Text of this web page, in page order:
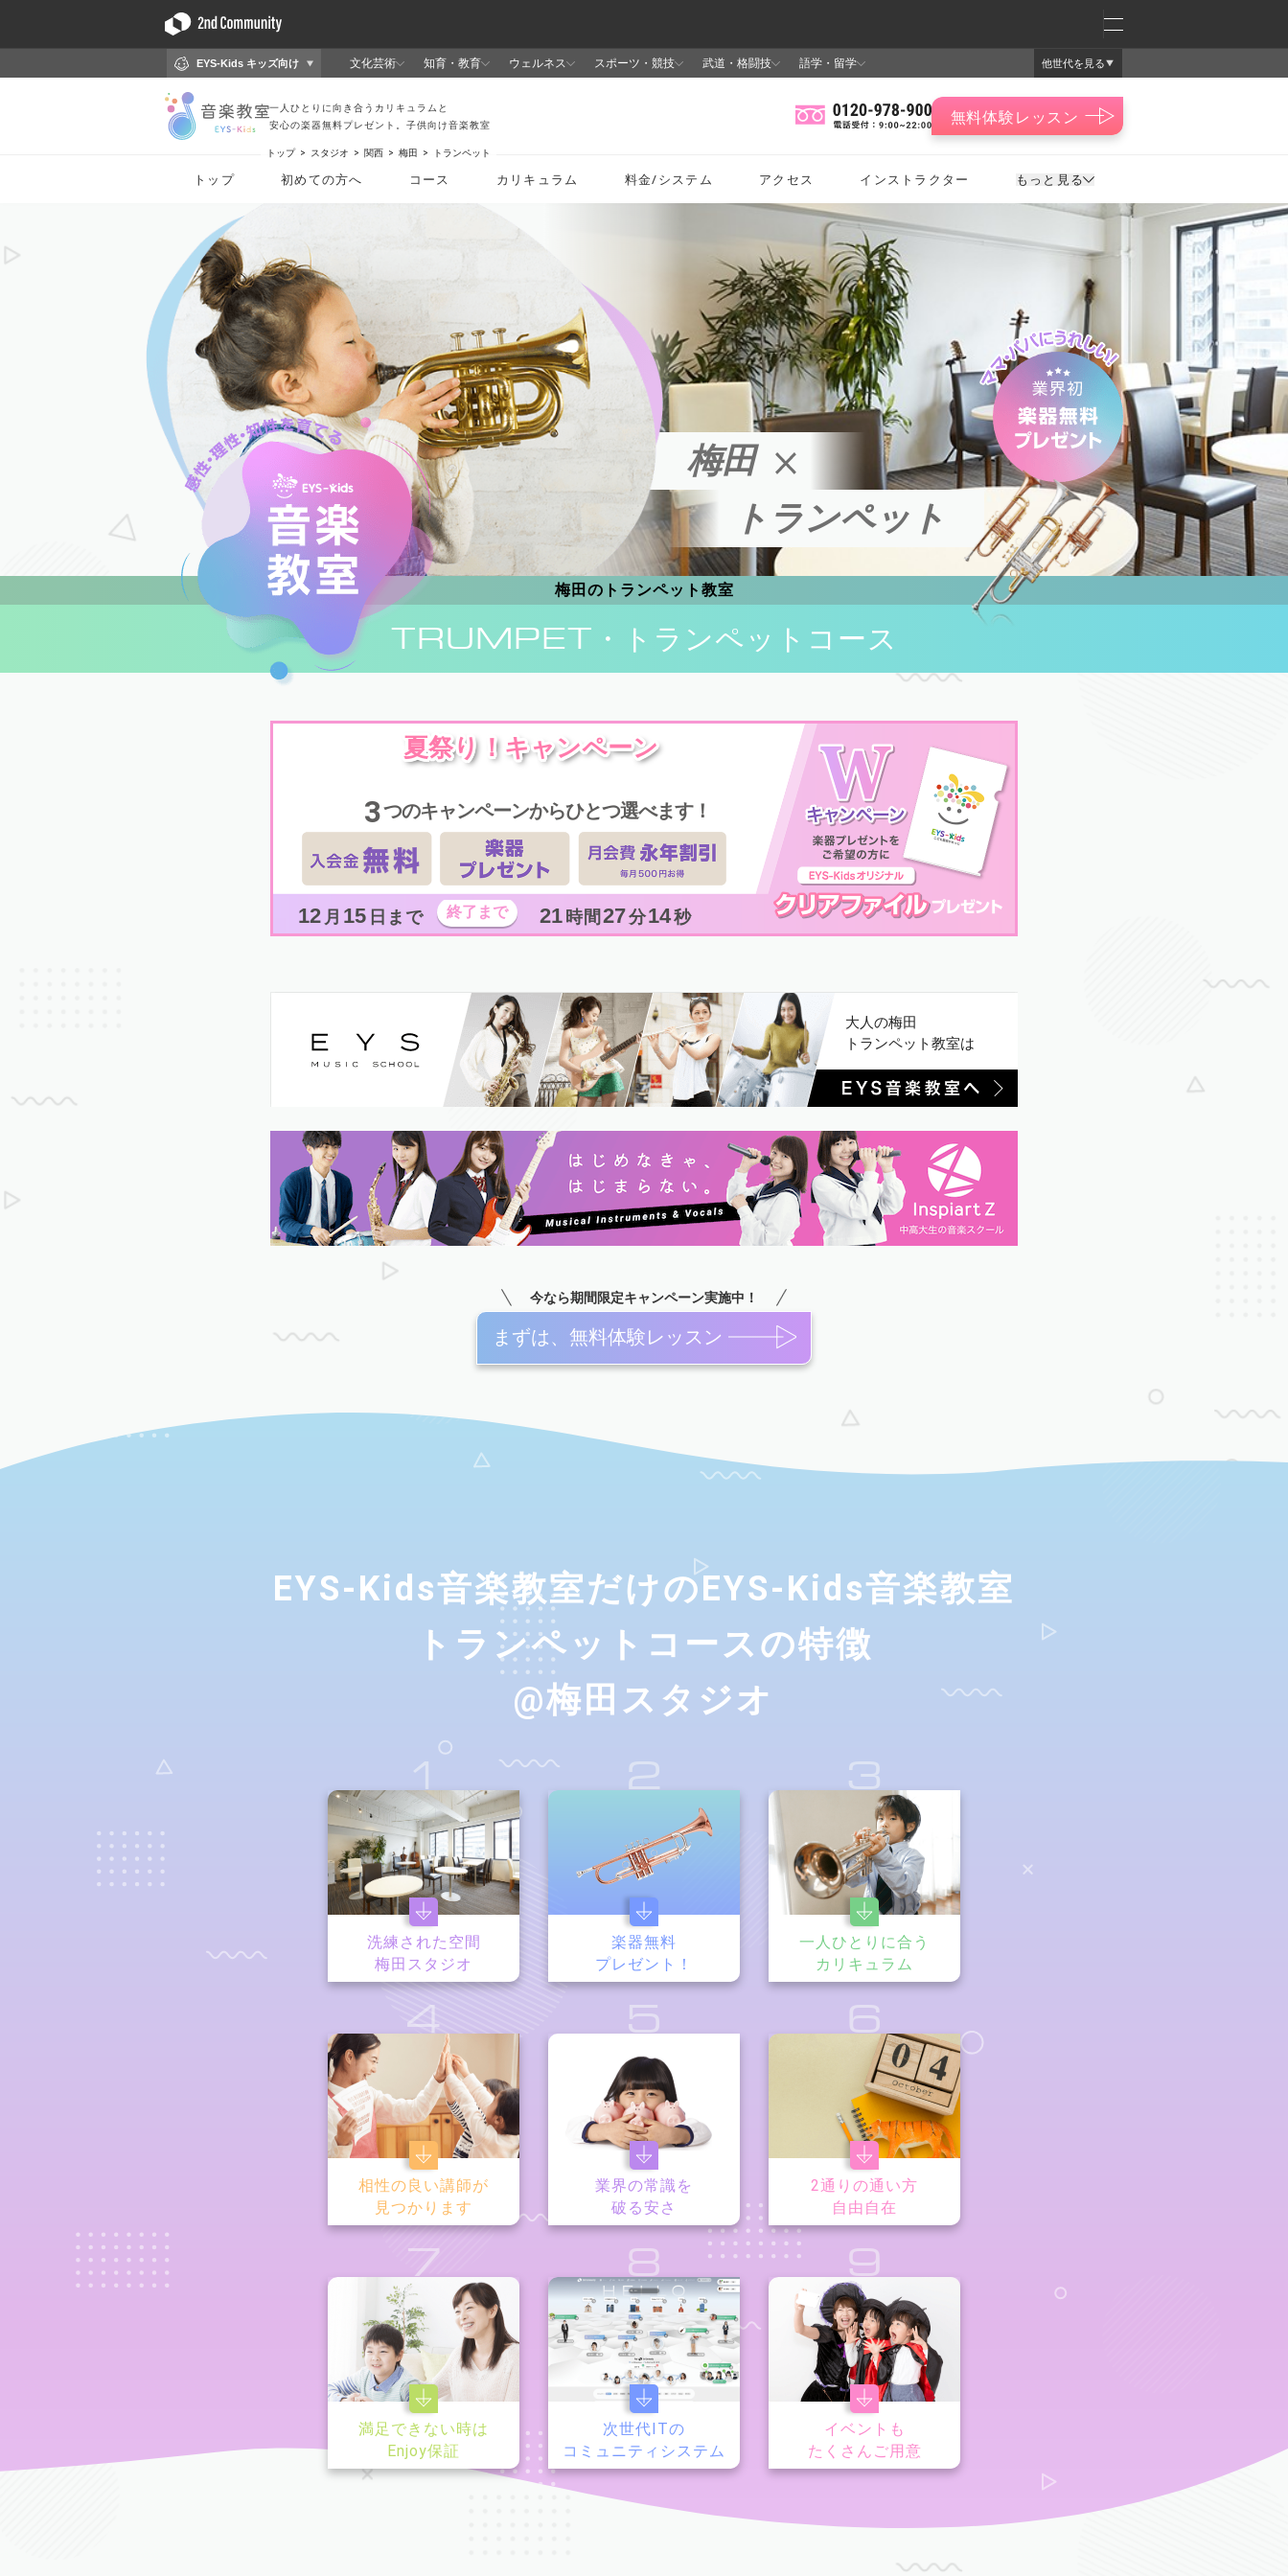
トップ スタジオ 関西 梅田 トランペット
梅田
トランペット
梅田のトランペット教室
TRUMPET ・トランペットコース
夏祭り！キャンペーン
3つのキャンペーンからひとつ選べます！
12 月 15 日まで 21 時間 27分13秒
大人の梅田
トランペット教室は
今なら期間限定キャンペーン実施中！
まずは、無料体験レッスン
EYS-Kids音楽教室だけのEYS-Kids音楽教室
トランペットコースの特徴
@梅田スタジオ
1
洗練された空間
梅田スタジオ
2
楽器無料
プレゼント！
3
一人ひとりに合う
カリキュラム
4
相性の良い講師が
見つかります
5
業界の常識を
破る安さ
6
2通りの通い方
自由自在
7
満足できない時は
Enjoy保証
8
次世代ITの
コミュニティシステム
9
イベントも
たくさんご用意